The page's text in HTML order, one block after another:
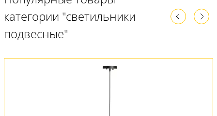
категории "светильники
подвесные"